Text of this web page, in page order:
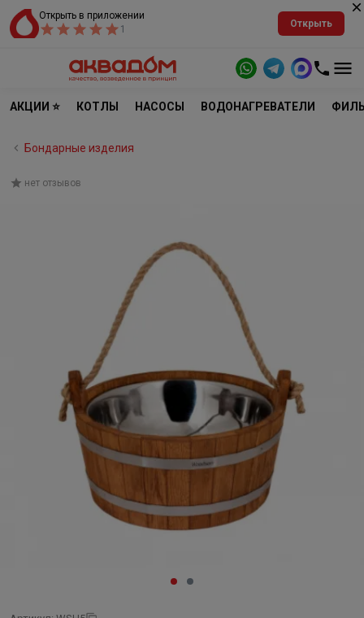
Открыть в приложении
1
Открыть
АКЦИИ ⭐ КОТЛЫ НАСОСЫ ВОДОНАГРЕВАТЕЛИ
Бондарные изделия
нет отзывов